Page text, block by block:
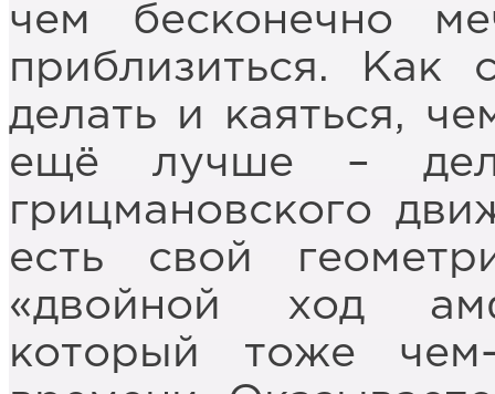
чем бесконечно
приблизиться. Как
делать и каяться,
ещё лучше –
грицмановского
есть свой
«двойной ход
который тоже